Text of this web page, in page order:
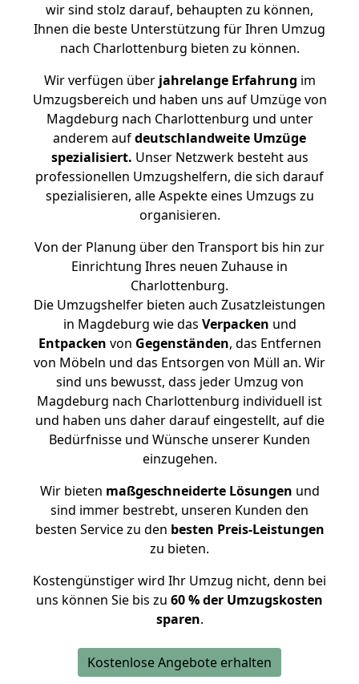
wir sind stolz darauf, behaupten zu können,
Ihnen die beste Unterstützung für Ihren Umzug
nach Charlottenburg bieten zu können.
Wir verfügen überjahrelange Erfahrung im
Umzugsbereich und haben uns auf Umzüge von
Magdeburg nach Charlottenburg und unter
anderem aufdeutschlandweite Umzüge
spezialisiert. Unser Netzwerk besteht aus
professionellen Umzugshelfern, die sich darauf
spezialisieren, alle Aspekte eines Umzugs zu
organisieren.
Von der Planung über den Transport bis hin zur
Einrichtung Ihres neuen Zuhause in
Charlottenburg.
Die Umzugshelfer bieten auch Zusatzleistungen
in Magdeburg wie das Verpacken und
Entpacken von Gegenständen, das Entfernen
von Möbeln und das Entsorgen von Müll an. Wir
sind uns bewusst, dass jeder Umzug von
Magdeburg nach Charlottenburg individuell ist
und haben uns daher darauf eingestellt, auf die
Bedürfnisse und Wünsche unserer Kunden
einzugehen.
Wir bieten maßgeschneiderte Lösungen und
sind immer bestrebt, unseren Kunden den
besten Service zu den besten Preis-Leistungen
zu bieten.
Kostengünstiger wird Ihr Umzug nicht, denn bei
uns können Sie bis zu 60 % der Umzugskosten
sparen.
Kostenlose Angebote erhalten